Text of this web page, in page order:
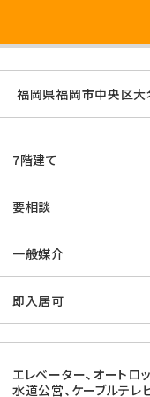
福岡県福岡市中央区
7階建て
要相談
一般媒介
即入居可
エレベーター、オートロ
水道公営、ケーブルテレ